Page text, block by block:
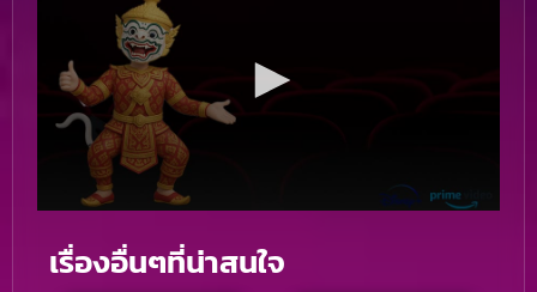
เรื่องอื่นๆที่น่าสนใจ